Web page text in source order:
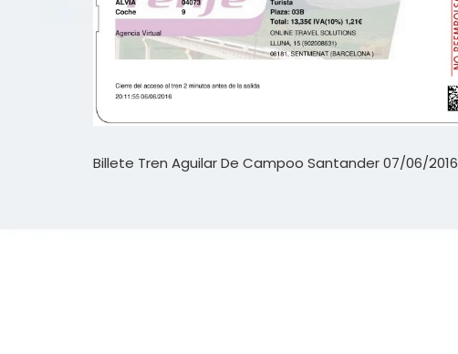
Billete Tren Aguilar De Campoo Santander 07/06/2016